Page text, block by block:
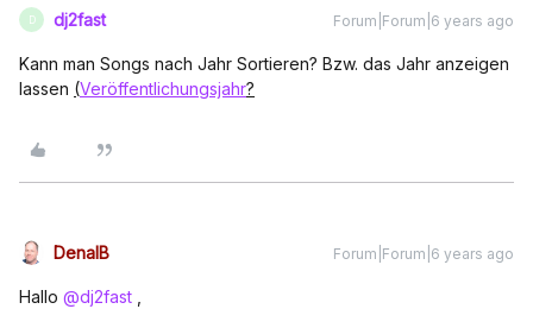
D dj2fast Forum|Forum|6 years ago
Kann man Songs nach Jahr Sortieren? Bzw. das Jahr anzeigen
lassen (Veröffentlichungsjahr?
DenalB Forum|Forum|6 years ago
Hallo @dj2fast ,